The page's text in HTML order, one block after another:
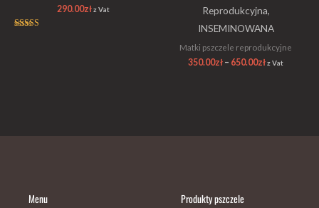
290.00złz Vat
Reprodukcyjna,
INSEMINOWANA
Matki pszczele reprodukcyjne
350.00zł – 650.00złz Vat
Menu Produkty pszczele